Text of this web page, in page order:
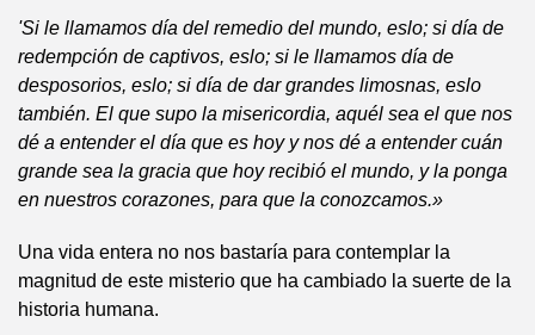
'Si le llamamos día del remedio del mundo, eslo; si día de
redempción de captivos, eslo; si le llamamos día de
desposorios, eslo; si día de dar grandes limosnas, eslo
también. El que supo la misericordia, aquél sea el que nos
dé a entender el día que es hoy y nos dé a entender cuán
grande sea la gracia que hoy recibió el mundo, y la ponga
en nuestros corazones, para que la conozcamos.»
Una vida entera no nos bastaría para contemplar la
magnitud de este misterio que ha cambiado la suerte de la
historia humana.